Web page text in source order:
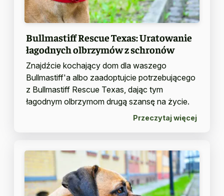
Bullmastiff Rescue Texas: Uratowanie
łagodnych olbrzymów z schronów
Znajdźcie kochający dom dla waszego
Bullmastiff'a albo zaadoptujcie potrzebującego
z Bullmastiff Rescue Texas, dając tym
łagodnym olbrzymom drugą szansę na życie.
Przeczytaj więcej